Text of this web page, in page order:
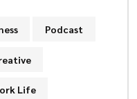
Podcast
Life